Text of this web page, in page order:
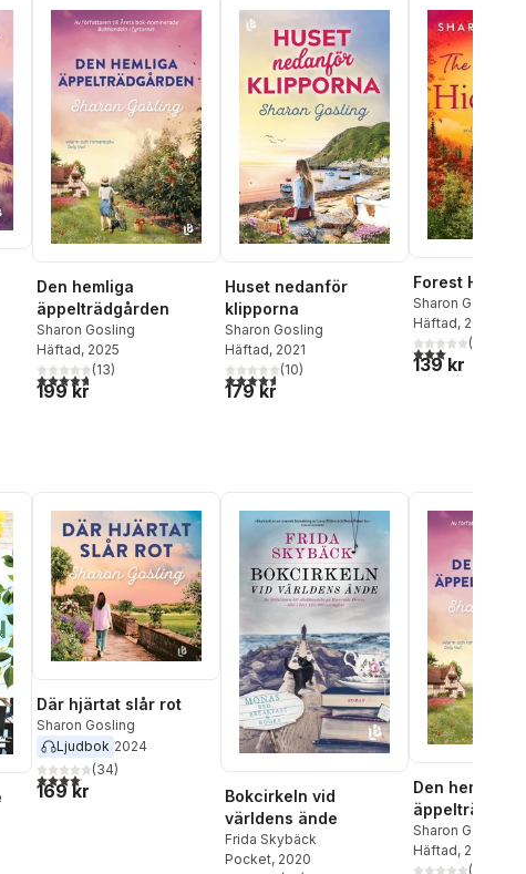
Den hemliga
äppelträdgården
Sharon Gosling
Häftad, 2025
4,7utav 5 stjärnor. Totalt antal röster:
(13)
199 kr
Huset nedanför
klipporna
Sharon Gosling
Häftad, 2021
4,6utav 5 stjärnor. Totalt antal röster:
(10)
179 kr
Forest
Sharon Gosling
Häftad, 2025
3,0utav 5(
139 kr
röster:
Där hjärtat slår rot
Sharon Gosling
Ljudbok 2024
4,1utav 5 stjärnor. Totalt antal röster:
(34)
169 kr
Bokcirkeln vid
världens ände
Frida Skybäck
Pocket, 2020
Den hemliga
Sharon Gosling
Häftad, 2025
(